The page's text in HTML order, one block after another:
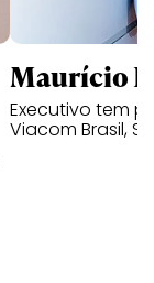
Maurício
Executivo tem
Viacom Brasil,